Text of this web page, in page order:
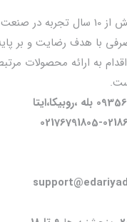
شرکت اداری یدک با بیش از 10 سال تجربه در صنعت
با هدف رضایت و بر
به ارائه محصولات
02176791805-